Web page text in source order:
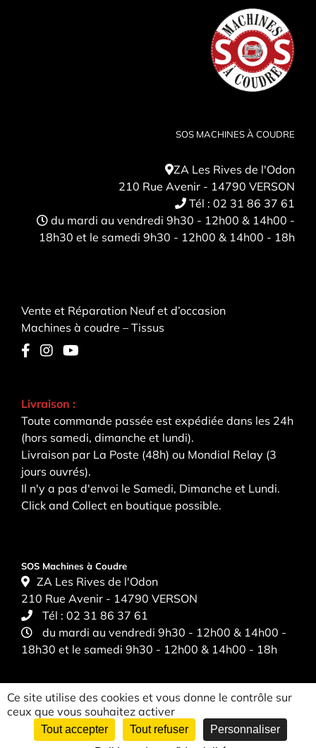
SOS MACHINES À COUDRE
ZA Les Rives de l'Odon
210 Rue Avenir - 14790 VERSON
Tél : 02 31 86 37 61
du mardi au vendredi 9h30 - 12h00 & 14h00 -
18h30 et le samedi 9h30 - 12h00 & 14h00 - 18h
Vente et Réparation Neuf et d’occasion
Machines à coudre – Tissus
Livraison :
Toute commande passée est expédiée dans les 24h
(hors samedi, dimanche et lundi).
Livraison par La Poste (48h) ou Mondial Relay (3
jours ouvrés).
Il n'y a pas d'envoi le Samedi, Dimanche et Lundi.
Click and Collect en boutique possible.
SOS Machines à Coudre
ZA Les Rives de l'Odon
210 Rue Avenir - 14790 VERSON
Tél : 02 31 86 37 61
du mardi au vendredi 9h30 - 12h00 & 14h00 -
18h30 et le samedi 9h30 - 12h00 & 14h00 - 18h
CGV|Politique de confidentialité|Mentions légales| ©Mediapilote
Ce site utilise des cookies et vous donne le contrôle sur
ceux que vous souhaitez activer
Tout accepter Tout refuser
Personnaliser